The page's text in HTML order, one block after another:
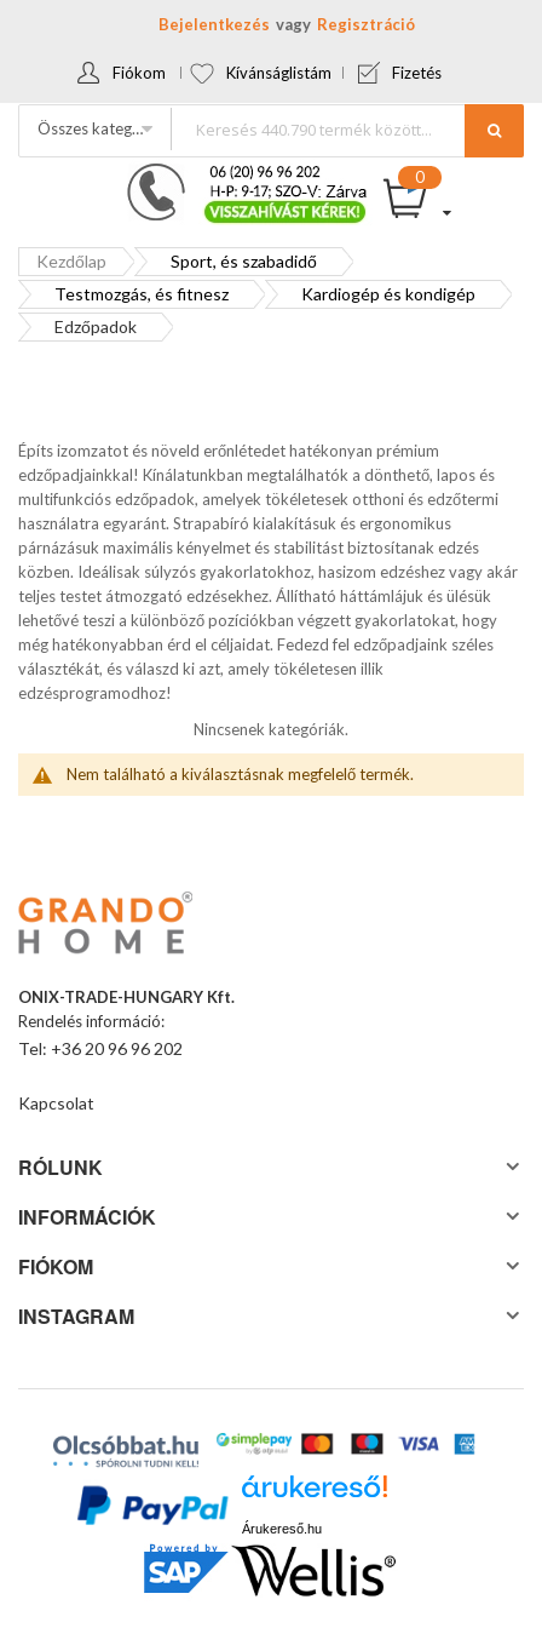
Bejelentkezés Regisztráció
Fiókom Kívánságlistám Fizetés
Összes kategória
Kezdőlap
Sport, és szabadidő
Testmozgás, és fitnesz
Kardiogép és kondigép
Edzőpadok
Építs izomzatot és növeld erőnlétedet hatékonyan prémium
edzőpadjainkkal! Kínálatunkban megtalálhatók a dönthető, lapos és
multifunkciós edzőpadok, amelyek tökéletesek otthoni és edzőtermi
használatra egyaránt. Strapabíró kialakításuk és ergonomikus
párnázásuk maximális kényelmet és stabilitást biztosítanak edzés
közben. Ideálisak súlyzós gyakorlatokhoz, hasizom edzéshez vagy akár
teljes testet átmozgató edzésekhez. Állítható háttámlájuk és ülésük
lehetővé teszi a különböző pozíciókban végzett gyakorlatokat, hogy
még hatékonyabban érd el céljaidat. Fedezd fel edzőpadjaink széles
választékát, és válaszd ki azt, amely tökéletesen illik
edzésprogramodhoz!
Nincsenek kategóriák.
Nem található a kiválasztásnak megfelelő termék.
ONIX-TRADE-HUNGARY Kft.
Rendelés információ:
Tel: +36 20 96 96 202
Kapcsolat
RÓLUNK
INFORMÁCIÓK
FIÓKOM
INSTAGRAM
Árukereső.hu